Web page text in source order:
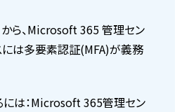
ら、Microsoft 365 管理セン
には多要素認証(MFA)が義務
には：Microsoft 365管理セン